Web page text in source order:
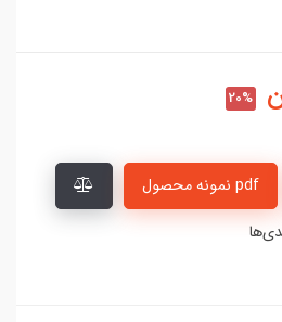
20%
pdf نمونه محصول